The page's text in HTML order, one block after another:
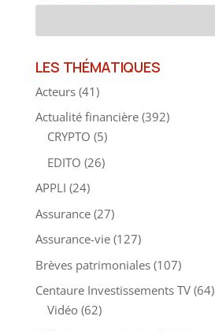
LES THÉMATIQUES
Acteurs(41)
Actualité financière(392)
CRYPTO (5)
EDITO (26)
APPLI (24)
Assurance(27)
Assurance-vie(127)
Brèves patrimoniales(107)
Centaure Investissements TV(64)
Vidéo(62)